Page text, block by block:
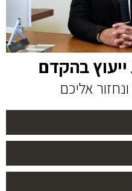
בהקדם
אליכם